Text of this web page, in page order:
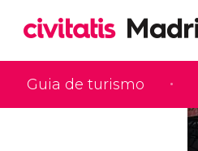
Guia de turismo